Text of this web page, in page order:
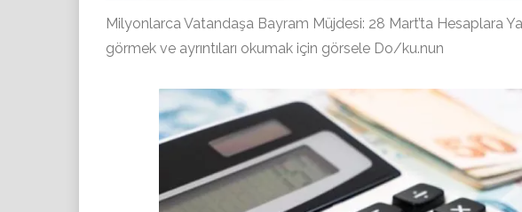
Milyonlarca Vatandaşa Bayram Müjdesi: 28 Mart’ta Hesaplara
görmek ve ayrıntıları okumak için görsele Do/ku.nun